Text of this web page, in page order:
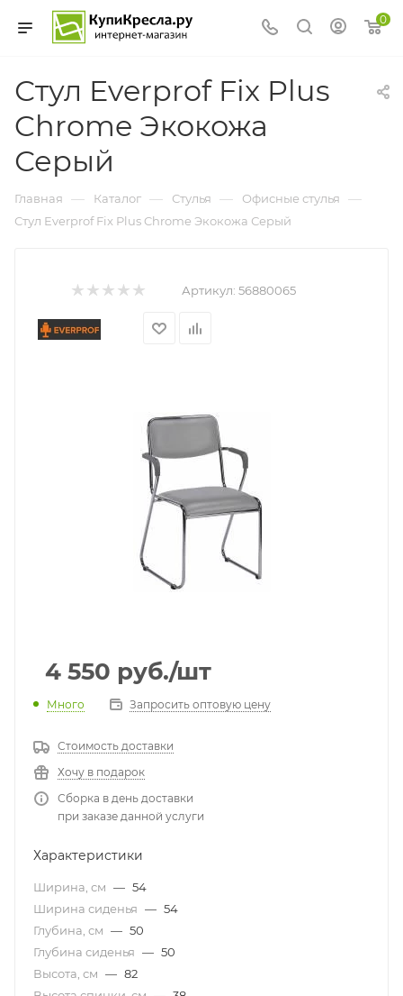
0
Стул Everprof Fix Plus
Chrome Экокожа
Серый
Главная — Каталог — Стулья — Офисные стулья —
Стул Everprof Fix Plus Chrome Экокожа Серый
Артикул: 56880065
4 550 руб./шт
Много Запросить оптовую цену
Стоимость доставки
Хочу в подарок
Сборка в день доставки
при заказе данной услуги
Характеристики
Ширина, см — 54
Ширина сиденья — 54
Глубина, см — 50
Глубина сиденья — 50
Высота, см — 82